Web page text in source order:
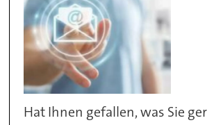
Hat Ihnen gefallen, was Sie